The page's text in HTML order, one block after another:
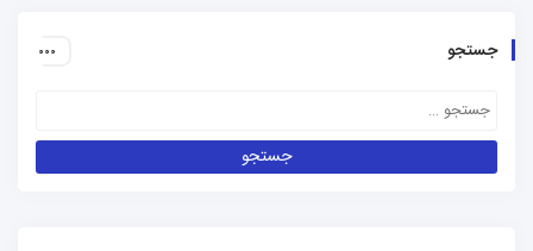
جستجو